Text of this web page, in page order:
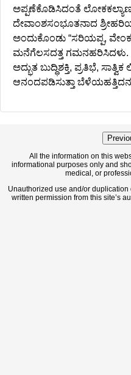
ಅಪ್ಪಣೆಕೊಡಿಸಿದಂತೆ
ದೇವಾಂಶಸಂಭೂತನಾದ
ಅಂದುಕೊಂಡು “ಸರಿಯಪ್ಪ,
ಮನೆಗೆಲಸದತ್ತ ಗಮನಹರಿಸಿದಳು.
ಅದ್ಭುತ ಬುದ್ಧಿಶಕ್ತಿ, ಪ್ರತಿಭೆ,
ಆನಂದಪಡಿಸುತ್ತಾ
All the information on this
informational purposes only and
medical, or
Unauthorized use and/or
written permission from this site’s